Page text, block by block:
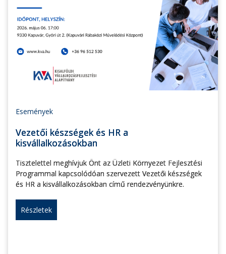
Események
Vezetői készségek és HR a
kisvállalkozásokban
Tisztelettel meghívjuk Önt az Üzleti Környezet Fejlesztési
Programmal kapcsolódóan szervezett Vezetői készségek
és HR a kisvállalkozásokban című rendezvényünkre.
Részletek